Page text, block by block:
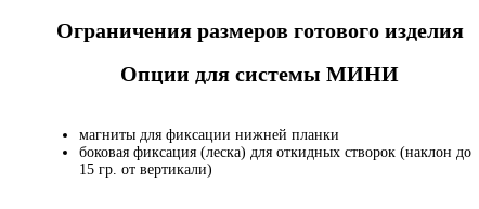
Ограничения размеров готового изделия
Опции для системы МИНИ
магниты для фиксации нижней планки
боковая фиксация (леска) для откидных створок (наклон до
15 гр. от вертикали)